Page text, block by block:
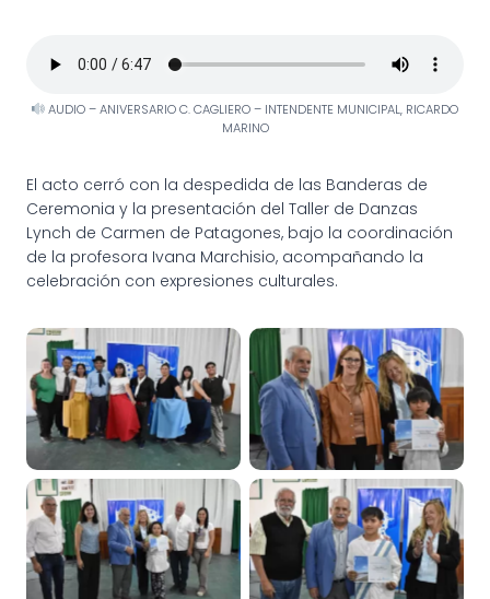
AUDIO – ANIVERSARIO C. CAGLIERO – INTENDENTE MUNICIPAL, RICARDO
MARINO
El acto cerró con la despedida de las Banderas de
Ceremonia y la presentación del Taller de Danzas
Lynch de Carmen de Patagones, bajo la coordinación
de la profesora Ivana Marchisio, acompañando la
celebración con expresiones culturales.
Cardenal Cagliero
celebró su 76°
aniversario
Cardenal Cagliero
celebró su 76°
aniversario
Cardenal Cagliero
celebró su 76°
aniversario
Cardenal Cagliero
celebró su 76°
aniversario